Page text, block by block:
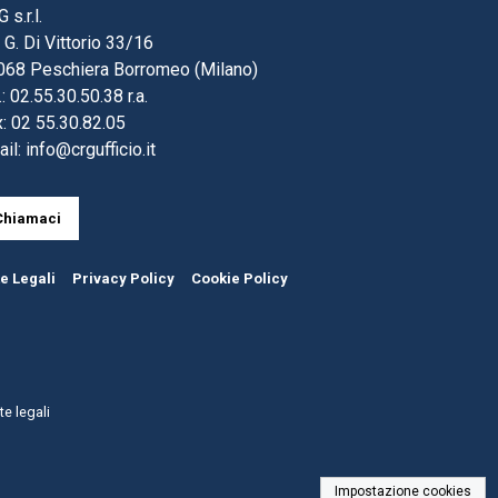
s.r.l.
G. Di Vittorio 33/16
Peschiera Borromeo (Milano)
02.55.30.50.38 r.a.
02 55.30.82.05
info@crgufficio.it
Legali Privacy Policy Cookie Policy
Impostazione cookies
legali